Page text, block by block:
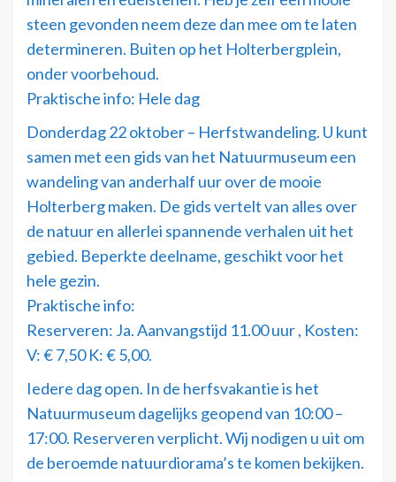
steen gevonden neem deze dan mee om te laten
determineren. Buiten op het Holterbergplein,
onder voorbehoud.
Praktische info: Hele dag
Donderdag 22 oktober – Herfstwandeling. U kunt
samen met een gids van het Natuurmuseum een
wandeling van anderhalf uur over de mooie
Holterberg maken. De gids vertelt van alles over
de natuur en allerlei spannende verhalen uit het
gebied. Beperkte deelname, geschikt voor het
hele gezin.
Praktische info:
Reserveren: Ja. Aanvangstijd 11.00 uur , Kosten:
V: € 7,50 K: € 5,00.
Iedere dag open. In de herfsvakantie is het
Natuurmuseum dagelijks geopend van 10:00 –
17:00. Reserveren verplicht. Wij nodigen u uit om
de beroemde natuurdiorama’s te komen bekijken.